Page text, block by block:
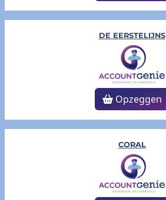
DE EERSTELIJNS
Opzeggen
CORAL